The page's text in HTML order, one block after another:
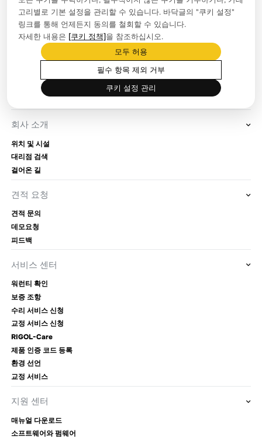
고리별로 기본 설정을 관리할 수 있습니다. 바닥글의 "쿠키 설정"
링크를 통해 언제든지 동의를 철회할 수 있습니다.
자세한 내용은 [쿠키 정책]을 참조하십시오.
모두 허용
필수 항목 제외 거부
쿠키 설정 관리
보도자료실
회사 뉴스
회사 소개
위치 및 시설
대리점 검색
걸어온 길
견적 요청
견적 문의
데모요청
피드백
서비스 센터
워런티 확인
보증 조항
수리 서비스 신청
교정 서비스 신청
RIGOL-Care
제품 인증 코드 등록
환경 선언
교정 서비스
지원 센터
매뉴얼 다운로드
소프트웨어와 펌웨어